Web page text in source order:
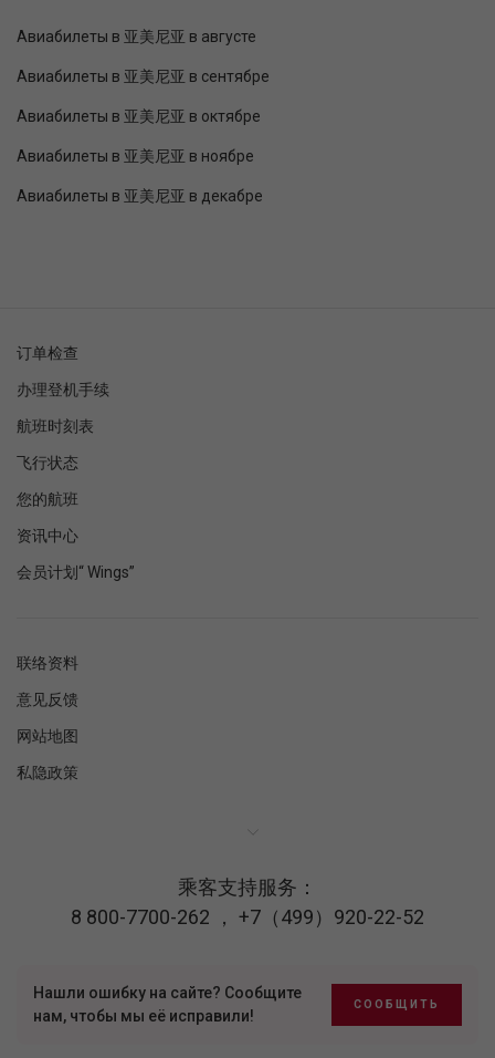
Авиабилеты в 亚美尼亚 в августе
Авиабилеты в 亚美尼亚 в сентябре
Авиабилеты в 亚美尼亚 в октябре
Авиабилеты в 亚美尼亚 в ноябре
Авиабилеты в 亚美尼亚 в декабре
订单检查
办理登机手续
航班时刻表
飞行状态
您的航班
资讯中心
会员计划“ Wings”
联络资料
意见反馈
网站地图
私隐政策
乘客支持服务：
8 800-7700-262 ， +7（499）920-22-52
Нашли ошибку на сайте? Сообщите
нам, чтобы мы её исправили!
СООБЩИТЬ